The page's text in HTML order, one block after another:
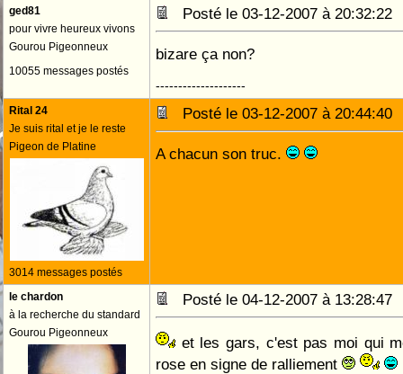
ged81
pour vivre heureux vivons
Gourou Pigeonneux
10055 messages postés
Posté le 03-12-2007 à
bizare ça non?
--------------------
Rital 24
Je suis rital et je le reste
Pigeon de Platine
3014 messages postés
Posté le 03-12-2007 à
A chacun son truc.
le chardon
à la recherche du standard
Gourou Pigeonneux
Posté le 04-12-2007 à
et les gars, c'est pas moi qui
rose en signe de ralliement